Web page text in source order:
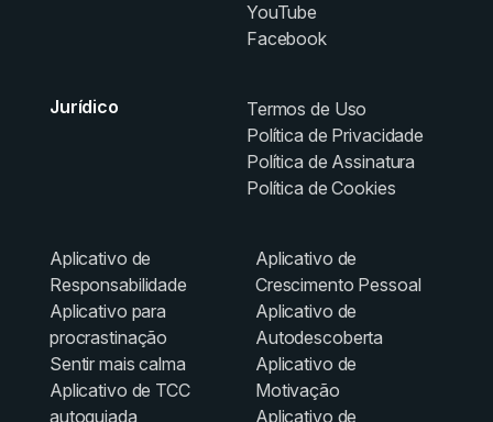
YouTube
Facebook
Jurídico
Termos de Uso
Política de Privacidade
Política de Assinatura
Política de Cookies
Aplicativo de
Responsabilidade
Aplicativo para
procrastinação
Sentir mais calma
Aplicativo de TCC
autoguiada
Aplicativo de
Crescimento Pessoal
Aplicativo de
Autodescoberta
Aplicativo de
Motivação
Aplicativo de